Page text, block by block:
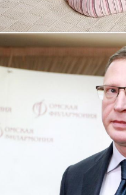
Сайт
Буркова